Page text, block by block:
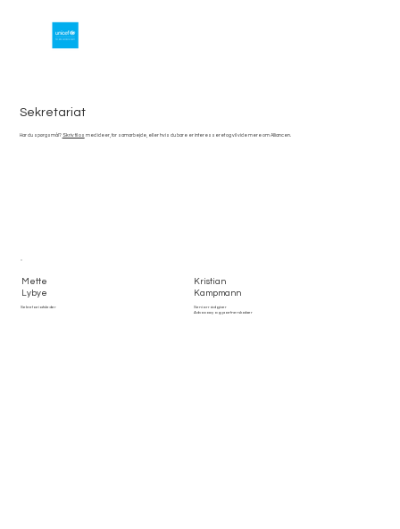
Sekretariat
Har du spørgsmål? Skriv til os med ideer, for samarbejde, eller hvis du bare er interesseret og vil vide mere om Alliancen.
Mette
Lybye
Sekretariatsleder
Kristian
Kampmann
Seniorrådgiver
Advocacy og partnerskaber